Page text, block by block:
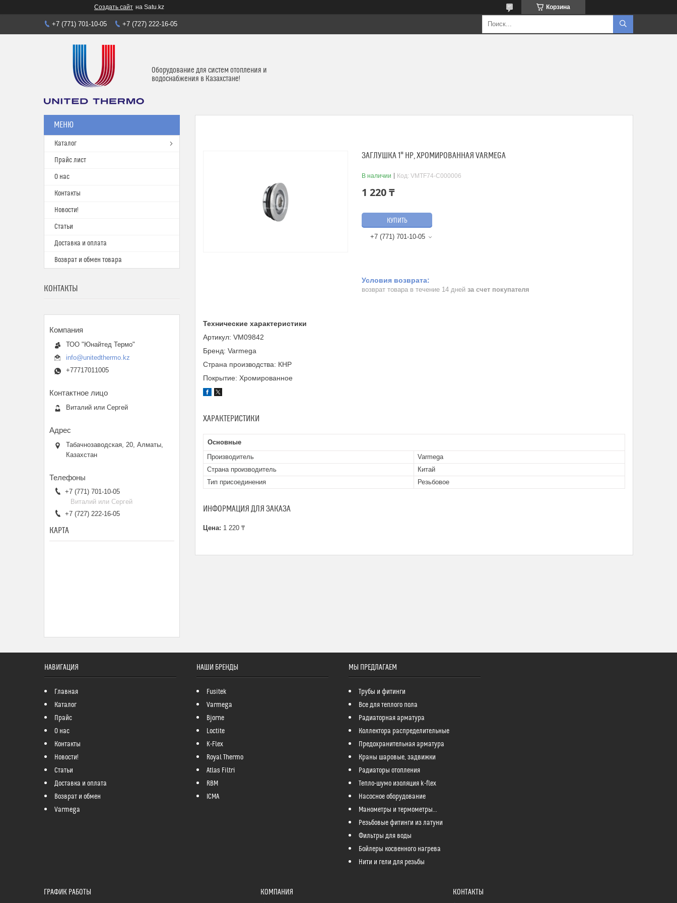
Создать сайт на Satu.kz Корзина
+7 (771) 701-10-05 +7 (727) 222-16-05
Оборудование для систем отопления и
водоснабжения в Казахстане!
ЗАГЛУШКА 1" НР, ХРОМИРОВАННАЯ VARMEGA
В наличии Код: VMTF74-C000006
1 220 ₸
КУПИТЬ
+7 (771) 701-10-05
возврат товара в течение 14 дней за счет покупателя
Технические характеристики
Артикул: VM09842
Бренд: Varmega
Страна производства: КНР
Покрытие: Хромированное
ХАРАКТЕРИСТИКИ
Основные
Производитель
Varmega
Страна производитель
Китай
Тип присоединения
Резьбовое
ИНФОРМАЦИЯ ДЛЯ ЗАКАЗА
Цена: 1 220 ₸
Каталог
Прайс лист
О нас
Контакты
Новости!
Статьи
Доставка и оплата
Возврат и обмен товара
КОНТАКТЫ
ТОО "Юнайтед Термо"
info@unitedthermo.kz
+77717011005
Виталий или Сергей
Табачнозаводская, 20, Алматы,
Казахстан
+7 (771) 701-10-05
Виталий или Сергей
+7 (727) 222-16-05
КАРТА
НАВИГАЦИЯ
Главная
Каталог
Прайс
О нас
Контакты
Новости!
Статьи
Доставка и оплата
Возврат и обмен
Varmega
НАШИ БРЕНДЫ
Fusitek
Varmega
Bjorne
Loctite
K-Flex
Royal Thermo
Atlas Filtri
RBM
ICMA
МЫ ПРЕДЛАГАЕМ
Трубы и фитинги
Все для теплого пола
Радиаторная арматура
Коллектора распределительные
Предохранительная арматура
Краны шаровые, задвижки
Радиаторы отопления
Тепло-шумо изоляция k-flex
Насосное оборудование
Манометры и термометры...
Резьбовые фитинги из латуни
Фильтры для воды
Бойлеры косвенного нагрева
Нити и гели для резьбы
ГРАФИК РАБОТЫ